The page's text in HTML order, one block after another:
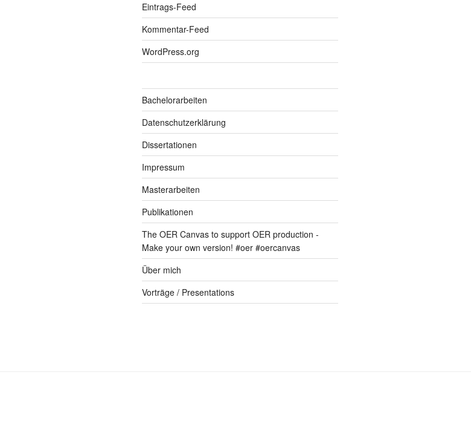
Eintrags-Feed
Kommentar-Feed
WordPress.org
Bachelorarbeiten
Datenschutzerklärung
Dissertationen
Impressum
Masterarbeiten
Publikationen
The OER Canvas to support OER production -
Make your own version! #oer #oercanvas
Über mich
Vorträge / Presentations